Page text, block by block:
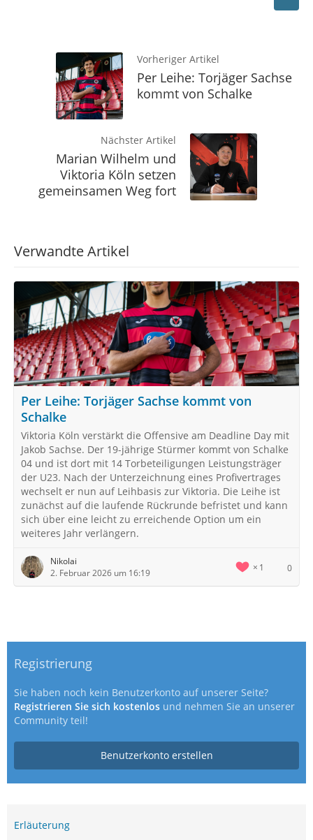
Vorheriger Artikel
Per Leihe: Torjäger Sachse
kommt von Schalke
Nächster Artikel
Marian Wilhelm und
Viktoria Köln setzen
gemeinsamen Weg fort
Verwandte Artikel
Per Leihe: Torjäger Sachse kommt von
Schalke
Viktoria Köln verstärkt die Offensive am Deadline Day mit
Jakob Sachse. Der 19-jährige Stürmer kommt von Schalke
04 und ist dort mit 14 Torbeteiligungen Leistungsträger
der U23. Nach der Unterzeichnung eines Profivertrages
wechselt er nun auf Leihbasis zur Viktoria. Die Leihe ist
zunächst auf die laufende Rückrunde befristet und kann
sich über eine leicht zu erreichende Option um ein
weiteres Jahr verlängern.
Nikolai
2. Februar 2026 um 16:19
1 0
Registrierung
Sie haben noch kein Benutzerkonto auf unserer Seite?
Registrieren Sie sich kostenlos und nehmen Sie an unserer
Community teil!
Benutzerkonto erstellen
Erläuterung